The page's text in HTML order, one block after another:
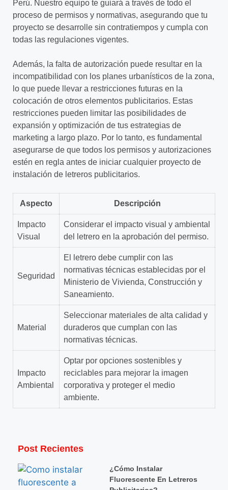
Perú. Nuestro equipo te guiará a través de todo el
proceso de permisos y normativas, asegurando que tu
proyecto se desarrolle sin contratiempos y cumpla con
todas las regulaciones vigentes.
Además, la falta de autorización puede resultar en la
incompatibilidad con los planes urbanísticos de la zona,
lo que puede llevar a restricciones futuras en la
colocación de otros elementos publicitarios. Estas
restricciones pueden limitar las posibilidades de
expansión y optimización de tus estrategias de
marketing a largo plazo. Por lo tanto, es fundamental
asegurarse de que todos los permisos y autorizaciones
estén en regla antes de iniciar cualquier proyecto de
instalación de letreros publicitarios.
Aspecto Descripción
Impacto
Visual
Considerar el impacto visual y ambiental
del letrero en la aprobación del permiso.
Seguridad
El letrero debe cumplir con las
normativas técnicas establecidas por el
Ministerio de Vivienda, Construcción y
Saneamiento.
Material
Seleccionar materiales de alta calidad y
duraderos que cumplan con las
normativas técnicas.
Impacto
Ambiental
Optar por opciones sostenibles y
reciclables para mejorar la imagen
corporativa y proteger el medio
ambiente.
Post Recientes
¿Cómo Instalar
Fluorescente En Letreros